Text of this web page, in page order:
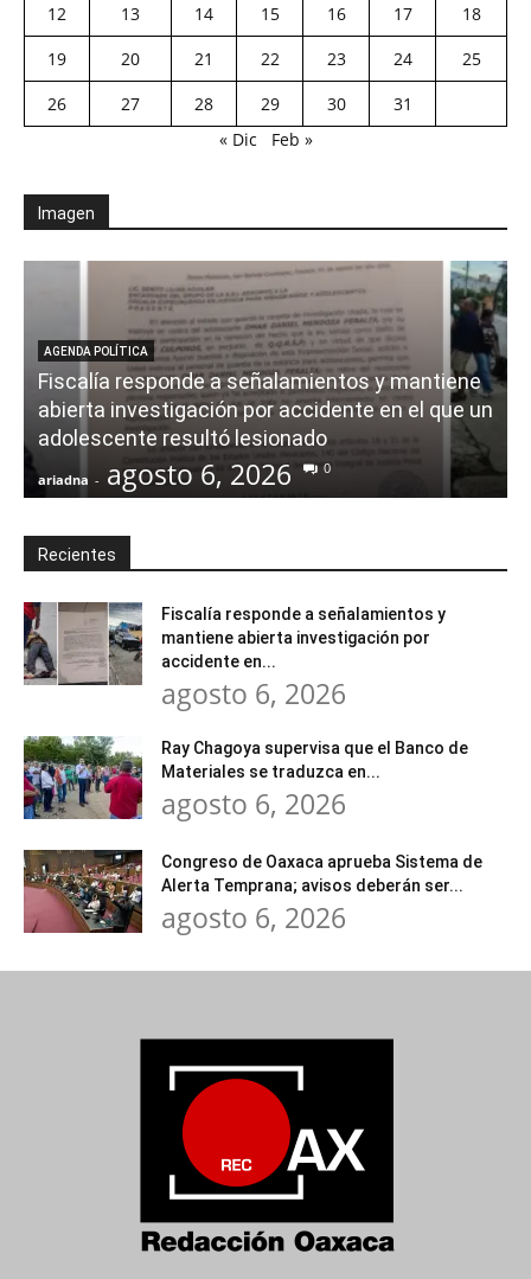
12
13 14 15 16 17
18
19
20 21 22 23 24
25
26
27 28 29 30
31
« Dic
Feb »
Imagen
AGENDA POLÍTICA
Fiscalía responde a señalamientos y mantiene
abierta investigación por accidente en el que un
adolescente resultó lesionado
ariadna - agosto 6, 2026 0
Recientes
Fiscalía responde a señalamientos y
mantiene abierta investigación por
accidente en...
agosto 6, 2026
Ray Chagoya supervisa que el Banco de
Materiales se traduzca en...
agosto 6, 2026
Congreso de Oaxaca aprueba Sistema de
Alerta Temprana; avisos deberán ser...
agosto 6, 2026